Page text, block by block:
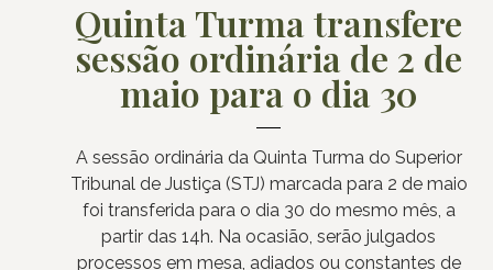
Quinta Turma transfere
sessão ordinária de 2 de
maio para o dia 30
A sessão ordinária da Quinta Turma do Superior
Tribunal de Justiça (STJ) marcada para 2 de maio
foi transferida para o dia 30 do mesmo mês, a
partir das 14h. Na ocasião, serão julgados
processos em mesa, adiados ou constantes de